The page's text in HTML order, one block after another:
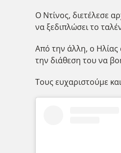
Ο Ντίνος, διετέλεσε
να ξεδιπλώσει το
Από την άλλη, ο
την διάθεση του να
Τους ευχαριστούμε